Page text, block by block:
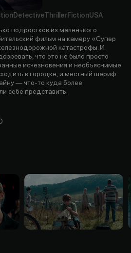
DetectiveThriller FictionUSA
подростков из маленького
фильм на камеру «Супер
катастрофы. И
что это не было просто
исчезновения и необъяснимые
в городке, и местный шериф
— что-то куда более
себе представить.